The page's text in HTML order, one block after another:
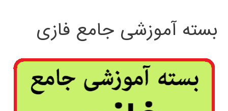
بسته آموزشی جامع فازی